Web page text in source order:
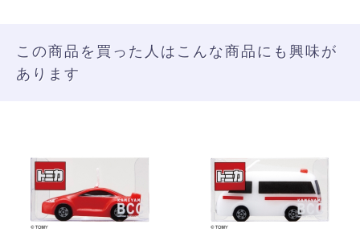
この商品を買った人はこんな商品にも興味が
あります